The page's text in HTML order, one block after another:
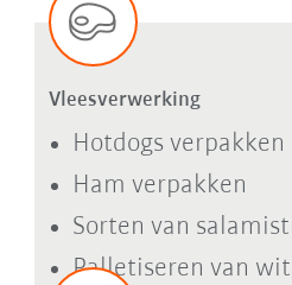
Vleesverwerking
Hotdogs
Ham verpakken
Sorten van
Palletiseren van